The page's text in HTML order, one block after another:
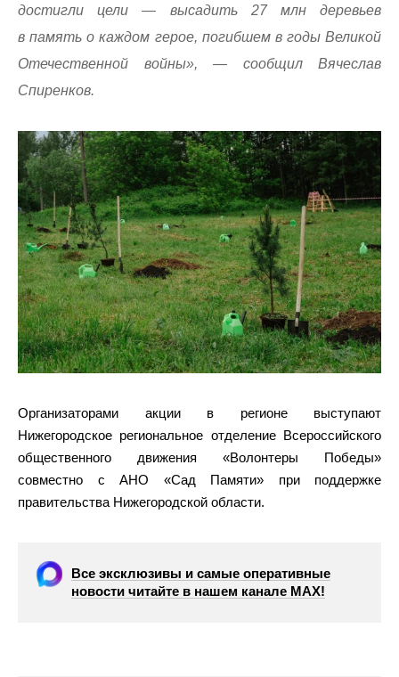
достигли цели — высадить 27 млн деревьев
в память о каждом герое, погибшем в годы Великой
Отечественной войны», — сообщил Вячеслав
Спиренков.
Организаторами акции в регионе выступают
Нижегородское региональное отделение Всероссийского
общественного движения «Волонтеры Победы»
совместно с АНО «Сад Памяти» при поддержке
правительства Нижегородской области.
Все эксклюзивы и самые оперативные
новости читайте в нашем канале МАХ!